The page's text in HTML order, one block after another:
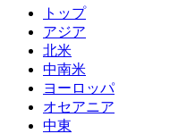
トップ
アジア
北米
中南米
ヨーロッパ
オセアニア
中東